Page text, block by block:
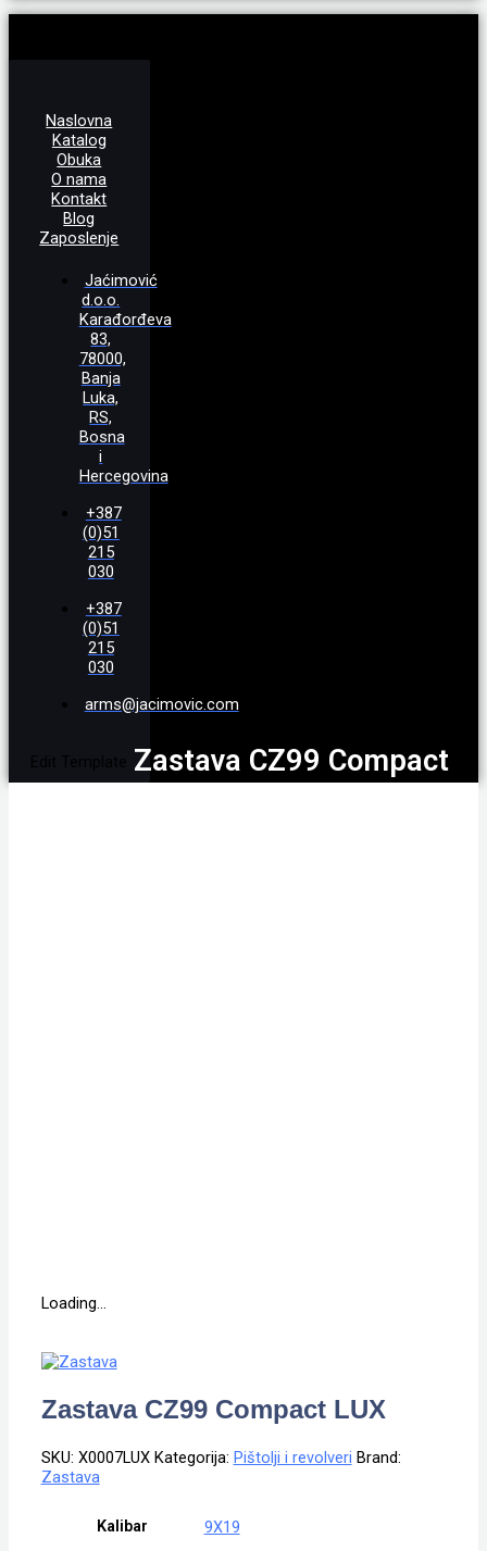
Naslovna
Katalog
Obuka
O nama
Kontakt
Blog
Zaposlenje
Jaćimović
d.o.o.
Karađorđeva
83,
78000,
Banja
Luka,
RS,
Bosna
i
Hercegovina
+387
(0)51
215
030
+387
(0)51
215
030
arms@jacimovic.com
Edit Template Zastava CZ99 Compact
Loading...
Zastava CZ99 Compact LUX
SKU: X0007LUX Kategorija: Pištolji i revolveri Brand:
Zastava
Kalibar 9X19